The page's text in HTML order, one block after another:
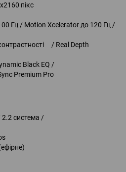
пікс
Гц / Motion Xcelerator до 120 Гц /
/ Real Depth
Black EQ /
Premium Pro
2.2 система /